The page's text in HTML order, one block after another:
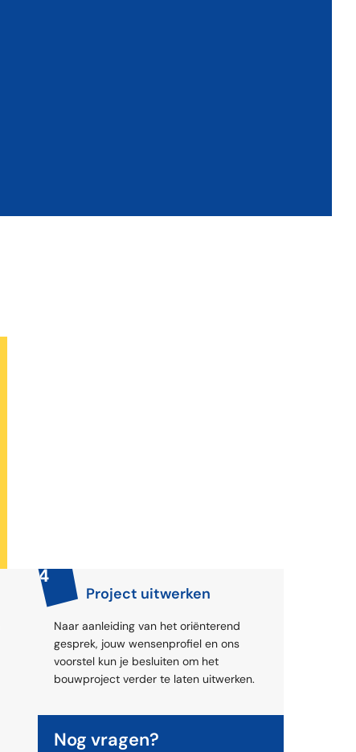
4
Project uitwerken
Naar aanleiding van het oriënterend
gesprek, jouw wensenprofiel en ons
voorstel kun je besluiten om het
bouwproject verder te laten uitwerken.
Nog vragen?